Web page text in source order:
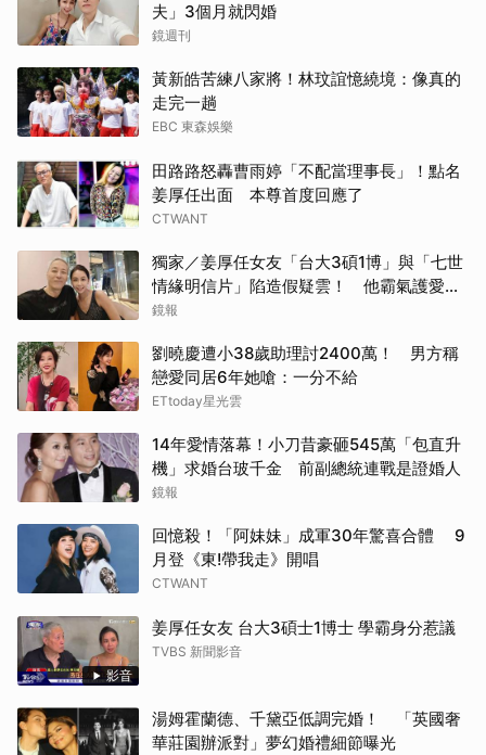
夫」3個月就閃婚
鏡週刊
黃新皓苦練八家將！林玟誼憶繞境：像真的
走完一趟
EBC 東森娛樂
田路路怒轟曹雨婷「不配當理事長」！點名
姜厚任出面 本尊首度回應了
CTWANT
獨家／姜厚任女友「台大3碩1博」與「七世
情緣明信片」陷造假疑雲！ 他霸氣護愛：
她是文盲我也喜歡！
鏡報
劉曉慶遭小38歲助理討2400萬！ 男方稱
戀愛同居6年她嗆：一分不給
ETtoday星光雲
14年愛情落幕！小刀昔豪砸545萬「包直升
機」求婚台玻千金 前副總統連戰是證婚人
鏡報
回憶殺！「阿妹妹」成軍30年驚喜合體 9
月登《東!帶我走》開唱
CTWANT
影音
姜厚任女友 台大3碩士1博士 學霸身分惹議
TVBS 新聞影音
湯姆霍蘭德、千黛亞低調完婚！ 「英國奢
華莊園辦派對」夢幻婚禮細節曝光